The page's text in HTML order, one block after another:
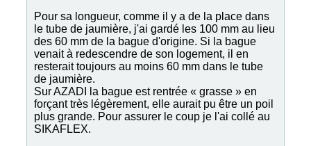
Pour sa longueur, comme il y a de la place dans
le tube de jaumière, j'ai gardé les 100 mm au lieu
des 60 mm de la bague d'origine. Si la bague
venait à redescendre de son logement, il en
resterait toujours au moins 60 mm dans le tube
de jaumière.
Sur AZADI la bague est rentrée « grasse » en
forçant très légèrement, elle aurait pu être un poil
plus grande. Pour assurer le coup je l'ai collé au
SIKAFLEX.